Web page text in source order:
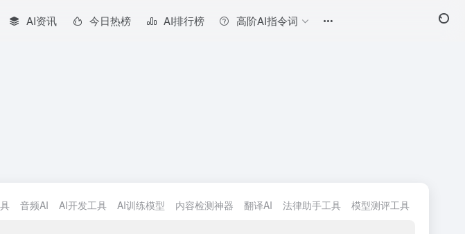
AI资讯 今日热榜 AI排行榜 高阶AI指令词
音频AI AI开发工具 AI训练模型 内容检测神器 翻译AI 法律助手工具 模型测评工具